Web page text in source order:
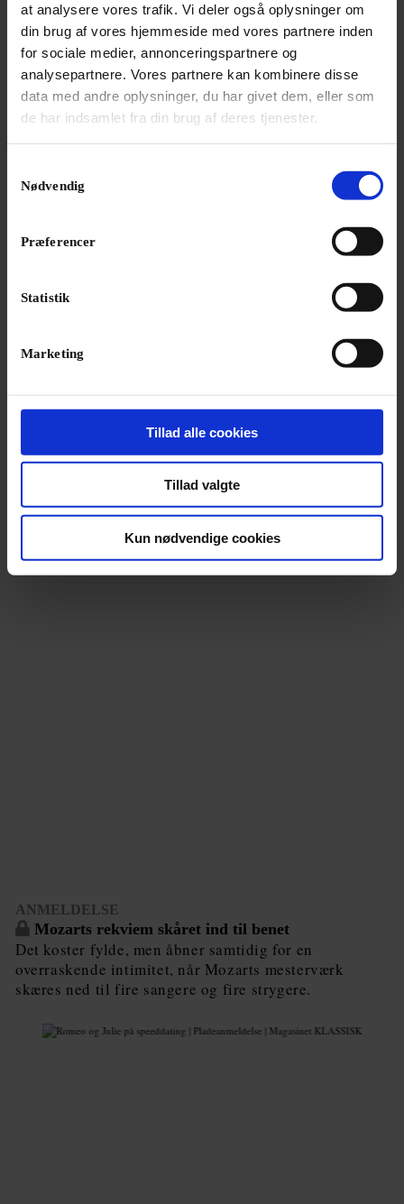
at analysere vores trafik. Vi deler også oplysninger om
din brug af vores hjemmeside med vores partnere inden
for sociale medier, annonceringspartnere og
analysepartnere. Vores partnere kan kombinere disse
data med andre oplysninger, du har givet dem, eller som
de har indsamlet fra din brug af deres tjenester.
Nødvendig
Præferencer
Statistik
Marketing
Tillad alle cookies
Tillad valgte
Kun nødvendige cookies
og instruktion ved Nullo Facchini. Solister er Nina
Bols Lundgren, Nana Bugge Rasmussen, Jens
Christian Tvilum og Steffen Bruun samt korsangere.
FLERE ANMELDELSER
ANMELDELSE
Mozarts rekviem skåret ind til benet
Det koster fylde, men åbner samtidig for en
overraskende intimitet, når Mozarts mesterværk
skæres ned til fire sangere og fire strygere.